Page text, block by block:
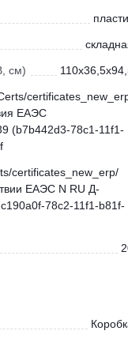
см)
ЕАЭС
(b7b442d3-78c1-11f1-
certificates_new_erp/
ЕАЭС N RU Д-
78c2-11f1-b81f-